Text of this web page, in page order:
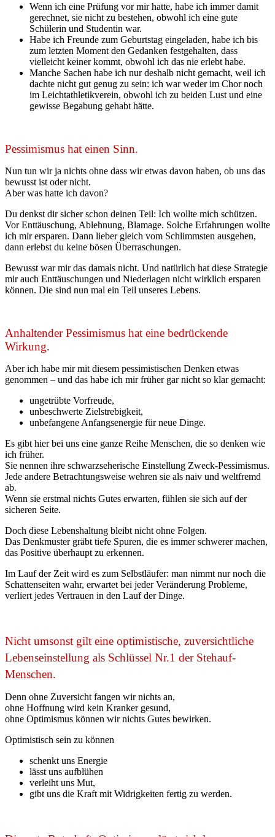
Wenn ich eine Prüfung vor mir hatte, habe ich immer damit
gerechnet, sie nicht zu bestehen, obwohl ich eine gute
Schülerin und Studentin war.
Habe ich Freunde zum Geburtstag eingeladen, habe ich bis
zum letzten Moment den Gedanken festgehalten, dass
vielleicht keiner kommt, obwohl ich das nie erlebt habe.
Manche Sachen habe ich nur deshalb nicht gemacht, weil ich
dachte nicht gut genug zu sein: ich war weder im Chor noch
im Leichtathletikverein, obwohl ich zu beiden Lust und eine
gewisse Begabung gehabt hätte.
Pessimismus hat einen Sinn.
Nun tun wir ja nichts ohne dass wir etwas davon haben, ob uns das
bewusst ist oder nicht.
Aber was hatte ich davon?
Du denkst dir sicher schon deinen Teil: Ich wollte mich schützen.
Vor Enttäuschung, Ablehnung, Blamage. Solche Erfahrungen wollte
ich mir ersparen. Dann lieber gleich vom Schlimmsten ausgehen,
dann erlebst du keine bösen Überraschungen.
Bewusst war mir das damals nicht. Und natürlich hat diese Strategie
mir auch Enttäuschungen und Niederlagen nicht wirklich ersparen
können. Die sind nun mal ein Teil unseres Lebens.
Anhaltender Pessimismus hat eine bedrückende
Wirkung.
Aber ich habe mir mit diesem pessimistischen Denken etwas
genommen – und das habe ich mir früher gar nicht so klar gemacht:
ungetrübte Vorfreude,
unbeschwerte Zielstrebigkeit,
unbefangene Anfangsenergie für neue Dinge.
Es gibt hier bei uns eine ganze Reihe Menschen, die so denken wie
ich früher.
Sie nennen ihre schwarzseherische Einstellung Zweck-Pessimismus.
Jede andere Betrachtungsweise wehren sie als naiv und weltfremd
ab.
Wenn sie erstmal nichts Gutes erwarten, fühlen sie sich auf der
sicheren Seite.
Doch diese Lebenshaltung bleibt nicht ohne Folgen.
Das Denkmuster gräbt tiefe Spuren, die es immer schwerer machen,
das Positive überhaupt zu erkennen.
Im Lauf der Zeit wird es zum Selbstläufer: man nimmt nur noch die
Schattenseiten wahr, erwartet bei jeder Veränderung Probleme,
verliert jedes Vertrauen in den Lauf der Dinge.
Nicht umsonst gilt eine optimistische, zuversichtliche
Lebenseinstellung als Schlüssel Nr.1 der Stehauf-
Menschen.
Denn ohne Zuversicht fangen wir nichts an,
ohne Hoffnung wird kein Kranker gesund,
ohne Optimismus können wir nichts Gutes bewirken.
Optimistisch sein zu können
schenkt uns Energie
lässt uns aufblühen
verleiht uns Mut,
gibt uns die Kraft mit Widrigkeiten fertig zu werden.